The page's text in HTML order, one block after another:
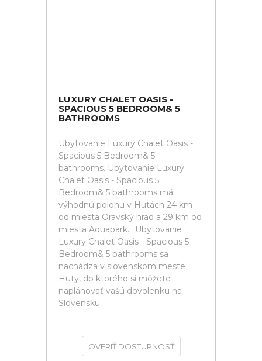
LUXURY CHALET OASIS -
SPACIOUS 5 BEDROOM& 5
BATHROOMS
Ubytovanie Luxury Chalet Oasis -
Spacious 5 Bedroom& 5
bathrooms. Ubytovanie Luxury
Chalet Oasis - Spacious 5
Bedroom& 5 bathrooms má
výhodnú polohu v Hutách 24 km
od miesta Oravský hrad a 29 km od
miesta Aquapark... Ubytovanie
Luxury Chalet Oasis - Spacious 5
Bedroom& 5 bathrooms sa
nachádza v slovenskom meste
Huty, do ktorého si môžete
naplánovať vašú dovolenku na
Slovensku.
OVERIŤ DOSTUPNOSŤ